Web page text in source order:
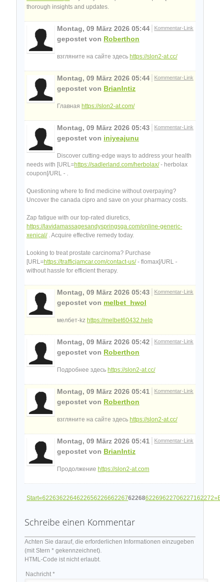
thorough insights and updates.
Kommentar-Link
Montag, 09 März 2026 05:44
gepostet von Roberthon
взгляните на сайте здесь https://slon2-at.cc/
Kommentar-Link
Montag, 09 März 2026 05:44
gepostet von BrianIntiz
Главная https://slon2-at.com/
Kommentar-Link
Montag, 09 März 2026 05:43
gepostet von iniyeajunu
Discover cutting-edge ways to address your health
needs with [URL=https://sadlerland.com/herbolax/- herbolax
coupon[/URL - .
Questioning where to find medicine without overpaying?
Uncover the canada cipro and save on your pharmacy costs.
Zap fatigue with our top-rated diuretics,
https://lavidamassagesandyspringsga.com/online-generic-
xenical/. Acquire effective remedy today.
Looking to treat prostate carcinoma? Purchase
[URL=https://trafficjamcar.com/contact-us/- flomax[/URL -
without hassle for efficient therapy.
Kommentar-Link
Montag, 09 März 2026 05:43
gepostet von melbet_hwol
мелбет-kz https://melbet60432.help
Kommentar-Link
Montag, 09 März 2026 05:42
gepostet von Roberthon
Подробнее здесь https://slon2-at.cc/
Kommentar-Link
Montag, 09 März 2026 05:41
gepostet von Roberthon
взгляните на сайте здесь https://slon2-at.cc/
Kommentar-Link
Montag, 09 März 2026 05:41
gepostet von BrianIntiz
Продолжение https://slon2-at.com
Start«62263622646226562266622676226862269622706227162272»
Schreibe einen Kommentar
Achten Sie darauf, die erforderlichen Informationen einzugeben
(mit Stern * gekennzeichnet).
HTML-Code ist nicht erlaubt.
Nachricht *